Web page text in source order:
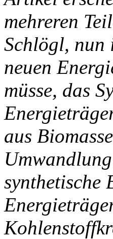
mehreren
Schlögl, nun
neuen
müsse, das
aus
synthetische